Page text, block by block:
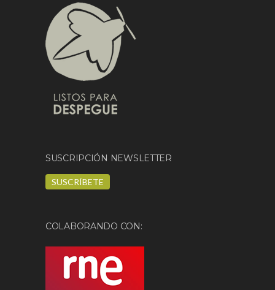
SUSCRIPCIÓN NEWSLETTER
SUSCRÍBETE
COLABORANDO CON: